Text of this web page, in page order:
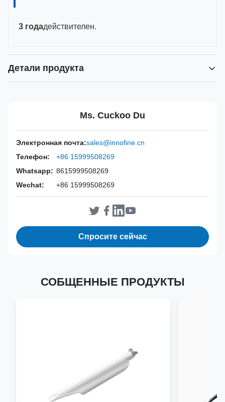
3 годадействителен.
Детали продукта
3 года
Inst Class:
Класс
Certificate:
CE, ISO 13485, сертифицирован FDA
Sterilization
Method:
EO
Ms. Cuckoo Du
Электронная почта:sales@innofine.cn
Телефон:
+86 15999508269
Whatsapp: 8615999508269
Wechat:
+86 15999508269
Спросите сейчас
СОБЩЕННЫЕ ПРОДУКТЫ